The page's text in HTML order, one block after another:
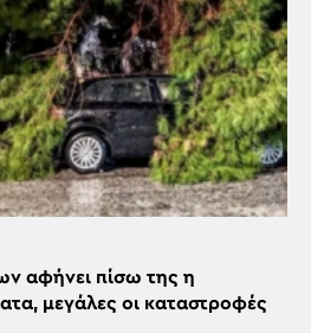
αφήνει πίσω της η
μεγάλες οι καταστροφές